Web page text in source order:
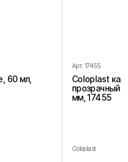
60 мл,
Арт. 17455
Coloplast
прозрачный,
мм, 17455
Coloplast